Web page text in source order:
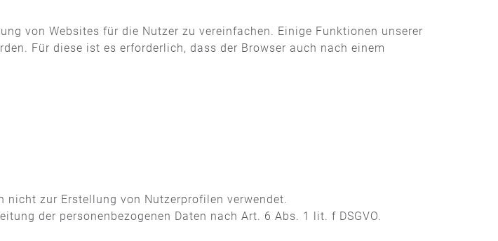
von Websites für die Nutzer zu vereinfachen. Einige Funktionen unserer
Für diese ist es erforderlich, dass der Browser auch nach einem
nicht zur Erstellung von Nutzerprofilen verwendet.
der personenbezogenen Daten nach Art. 6 Abs. 1 lit. f DSGVO.